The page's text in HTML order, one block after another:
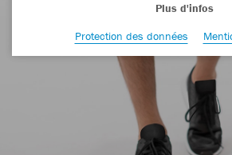
Plus d'infos
Protection des données